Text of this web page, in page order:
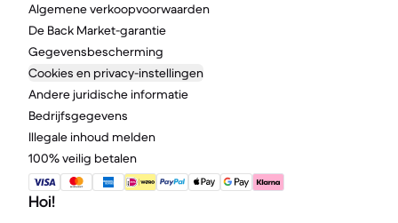
Algemene verkoopvoorwaarden
De Back Market-garantie
Gegevensbescherming
Cookies en privacy-instellingen
Andere juridische informatie
Bedrijfsgegevens
Illegale inhoud melden
100% veilig betalen
Hoi!